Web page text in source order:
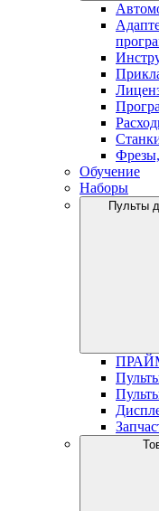
Фрезы,
Обучение
Наборы
Пульты